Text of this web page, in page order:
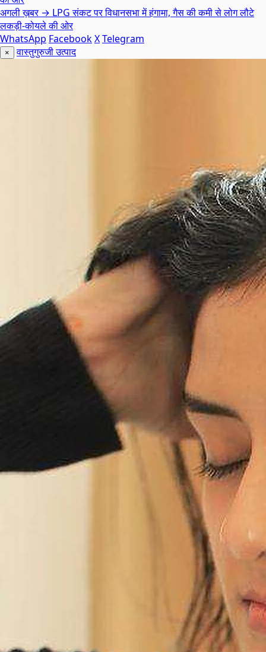
अगली ख़बर → LPG संकट पर विधानसभा में हंगामा, गैस की कमी से लोग लौटे
लकड़ी-कोयले की ओर
WhatsApp FacebookXTelegram
× वास्तुगुरुजी उत्पाद